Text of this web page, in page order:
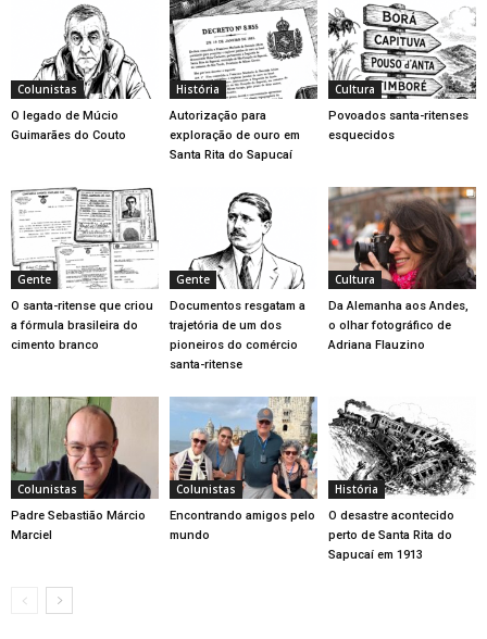
Colunistas
O legado de Múcio
Guimarães do Couto
História
Autorização para
exploração de ouro em
Santa Rita do Sapucaí
Cultura
Povoados santa-ritenses
esquecidos
Gente
O santa-ritense que criou
a fórmula brasileira do
cimento branco
Gente
Documentos resgatam a
trajetória de um dos
pioneiros do comércio
santa-ritense
Cultura
Da Alemanha aos Andes,
o olhar fotográfico de
Adriana Flauzino
Colunistas
Padre Sebastião Márcio
Marciel
Colunistas
Encontrando amigos pelo
mundo
História
O desastre acontecido
perto de Santa Rita do
Sapucaí em 1913